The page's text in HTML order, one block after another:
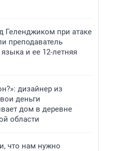
Геленджиком при атаке
преподаватель
и ее 12-летняя
дизайнер из
деньги
дом в деревне
области
что нам нужно